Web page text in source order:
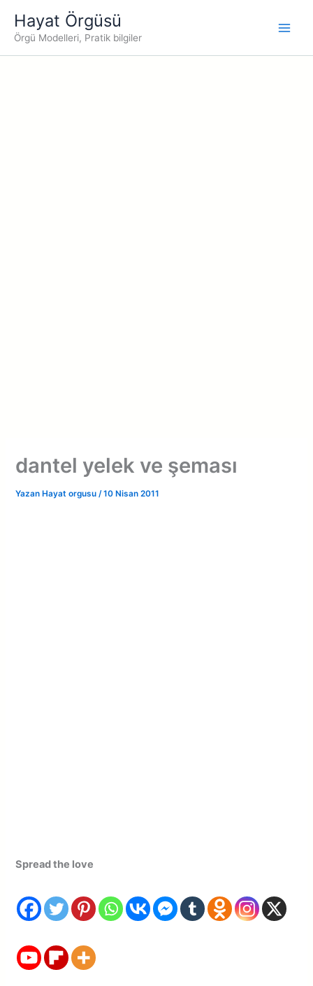
atlaHayat Örgüsü
Örgü Modelleri, Pratik bilgiler
dantel yelek ve şeması
Yazan Hayat orgusu/10 Nisan 2011
Spread the love